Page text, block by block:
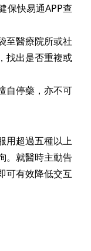
保快易通APP查
至醫療院所或社
找出是否重複或
自停藥，亦不可
用超過五種以上
。就醫時主動告
可有效降低交互